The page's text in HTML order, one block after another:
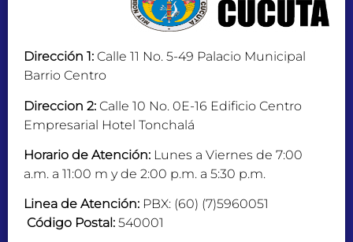
Dirección 1: Calle 11 No. 5-49 Palacio Municipal
Barrio Centro
Direccion 2: Calle 10 No. 0E-16 Edificio Centro
Empresarial Hotel Tonchalá
Horario de Atención: Lunes a Viernes de 7:00
a.m. a 11:00 m y de 2:00 p.m. a 5:30 p.m.
Linea de Atención: PBX: (60) (7)5960051
Código Postal: 540001